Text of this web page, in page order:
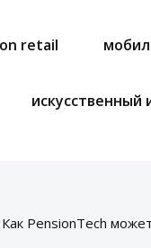
retail
искусственный
Как PensionTech